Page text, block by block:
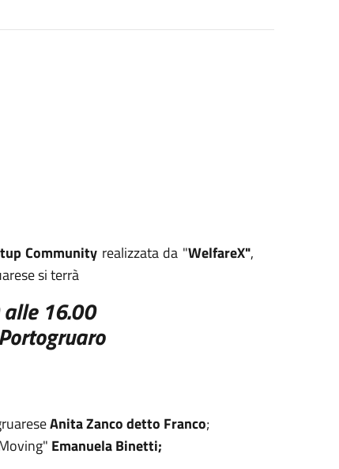
Community realizzata da "WelfareX",
si terrà
16.00
Anita Zanco detto Franco;
Emanuela Binetti;